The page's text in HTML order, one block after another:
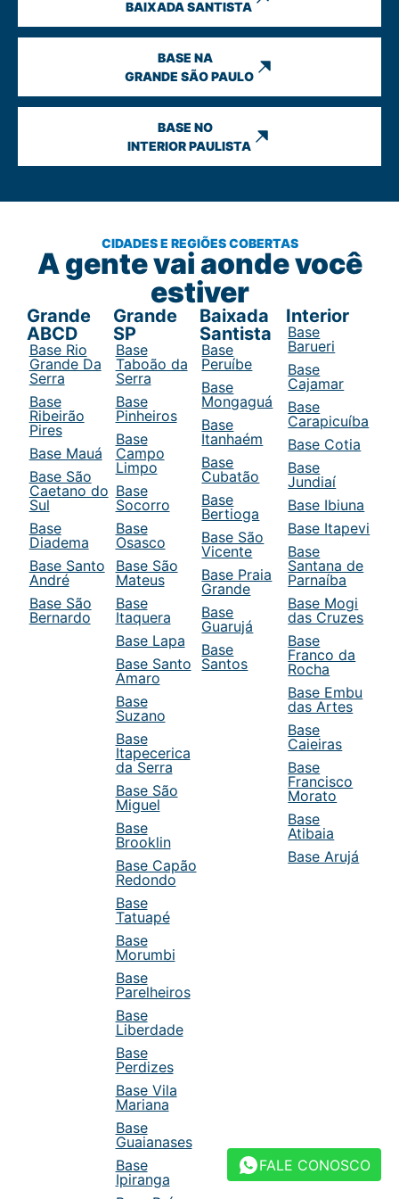
BAIXADA SANTISTA
BASE NA
GRANDE SÃO PAULO
BASE NO
INTERIOR PAULISTA
CIDADES E REGIÕES COBERTAS
A gente vai aonde você
estiver
Grande
ABCD
Base Rio
Grande Da
Serra
Base
Ribeirão
Pires
Base Mauá
Base São
Caetano do
Sul
Base
Diadema
Base Santo
André
Base São
Bernardo
Grande
SP
Base
Taboão da
Serra
Base
Pinheiros
Base
Campo
Limpo
Base
Socorro
Base
Osasco
Base São
Mateus
Base
Itaquera
Base Lapa
Base Santo
Amaro
Base
Suzano
Base
Itapecerica
da Serra
Base São
Miguel
Base
Brooklin
Base Capão
Redondo
Base
Tatuapé
Base
Morumbi
Base
Parelheiros
Base
Liberdade
Base
Perdizes
Base Vila
Mariana
Base
Guaianases
Base
Ipiranga
Baixada
Santista
Base
Peruíbe
Base
Mongaguá
Base
Itanhaém
Base
Cubatão
Base
Bertioga
Base São
Vicente
Base Praia
Grande
Base
Guarujá
Base
Santos
Interior
Base
Barueri
Base
Cajamar
Base
Carapicuíba
Base Cotia
Base
Jundiaí
Base Ibiuna
Base Itapevi
Base
Santana de
Parnaíba
Base Mogi
das Cruzes
Base
Franco da
Rocha
Base Embu
das Artes
Base
Caieiras
Base
Francisco
Morato
Base
Atibaia
Base Arujá
FALE CONOSCO